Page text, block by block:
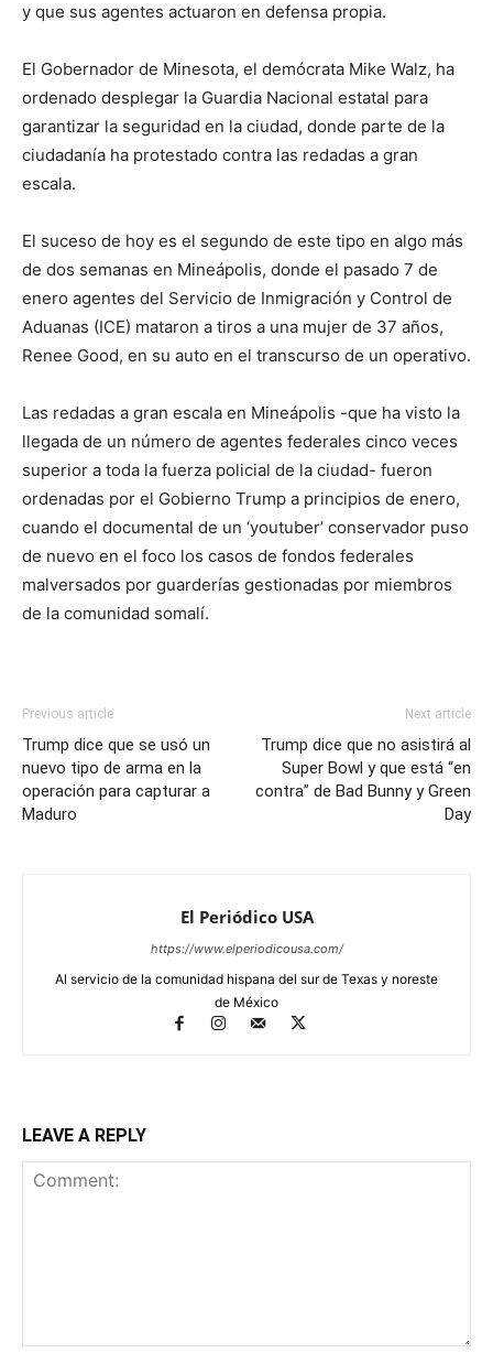
y que sus agentes actuaron en defensa propia.
El Gobernador de Minesota, el demócrata Mike Walz, ha
ordenado desplegar la Guardia Nacional estatal para
garantizar la seguridad en la ciudad, donde parte de la
ciudadanía ha protestado contra las redadas a gran
escala.
El suceso de hoy es el segundo de este tipo en algo más
de dos semanas en Mineápolis, donde el pasado 7 de
enero agentes del Servicio de Inmigración y Control de
Aduanas (ICE) mataron a tiros a una mujer de 37 años,
Renee Good, en su auto en el transcurso de un operativo.
Las redadas a gran escala en Mineápolis -que ha visto la
llegada de un número de agentes federales cinco veces
superior a toda la fuerza policial de la ciudad- fueron
ordenadas por el Gobierno Trump a principios de enero,
cuando el documental de un ‘youtuber’ conservador puso
de nuevo en el foco los casos de fondos federales
malversados por guarderías gestionadas por miembros
de la comunidad somalí.
Previous article
Trump dice que se usó un
nuevo tipo de arma en la
operación para capturar a
Maduro
Next article
Trump dice que no asistirá al
Super Bowl y que está “en
contra” de Bad Bunny y Green
Day
El Periódico USA
https://www.elperiodicousa.com/
Al servicio de la comunidad hispana del sur de Texas y noreste
de México
LEAVE A REPLY